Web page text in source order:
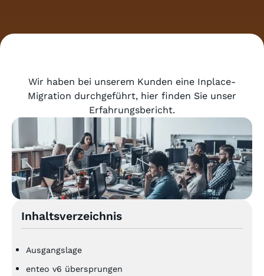
Wir haben bei unserem Kunden eine Inplace-
Migration durchgeführt, hier finden Sie unser
Erfahrungsbericht.
Inhaltsverzeichnis
Ausgangslage
enteo v6 übersprungen